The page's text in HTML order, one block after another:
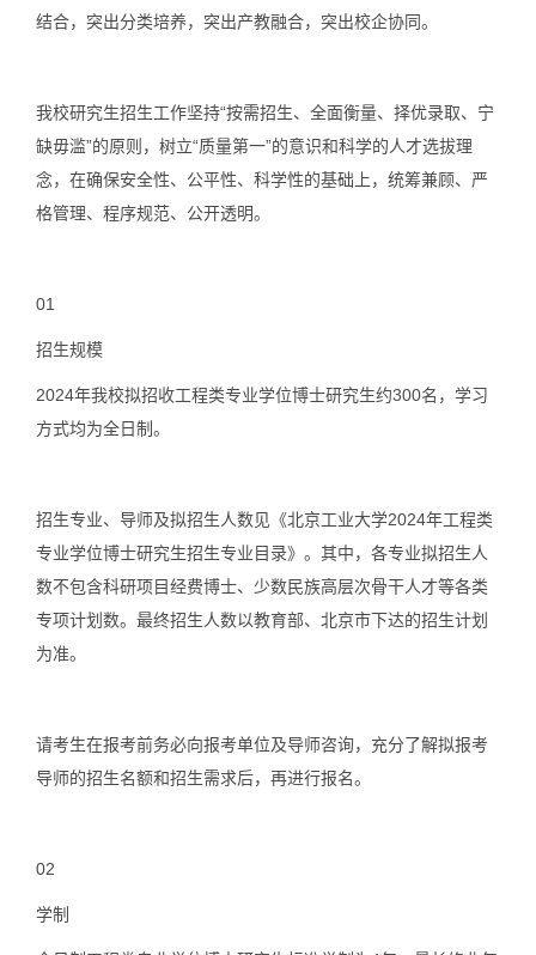
结合，突出分类培养，突出产教融合，突出校企协同。
我校研究生招生工作坚持“按需招生、全面衡量、择优录取、宁
缺毋滥”的原则，树立“质量第一”的意识和科学的人才选拔理
念，在确保安全性、公平性、科学性的基础上，统筹兼顾、严
格管理、程序规范、公开透明。
01
招生规模
2024年我校拟招收工程类专业学位博士研究生约300名，学习
方式均为全日制。
招生专业、导师及拟招生人数见《北京工业大学2024年工程类
专业学位博士研究生招生专业目录》。其中，各专业拟招生人
数不包含科研项目经费博士、少数民族高层次骨干人才等各类
专项计划数。最终招生人数以教育部、北京市下达的招生计划
为准。
请考生在报考前务必向报考单位及导师咨询，充分了解拟报考
导师的招生名额和招生需求后，再进行报名。
02
学制